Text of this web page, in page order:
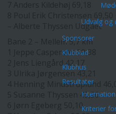
Udvalg og
Sponsorer
Klubblad
Klubhus
Resultater
Kriterier
– Alberte Thyssen Udgået
Bane 2 – Mellem 5,7 km
1 Jeppe Caspersen 39,38
2 Jens Liengård 42,17
4 Henning Mindstruplund
5 Susanne Thyssen 49,50
6 Jørn Egeberg 50,10